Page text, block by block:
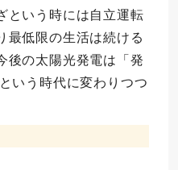
という時には自立運転
最低限の生活は続ける
後の太陽光発電は「発
いう時代に変わりつつ